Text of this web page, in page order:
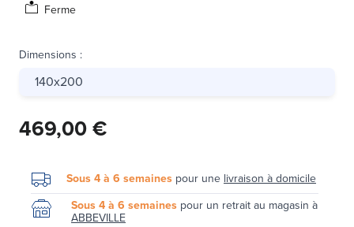
Ferme
Dimensions :
140x200
469,00 €
Sous 4 à 6 semaines pour une livraison à domicile
Sous 4 à 6 semaines pour un retrait au magasin à
ABBEVILLE